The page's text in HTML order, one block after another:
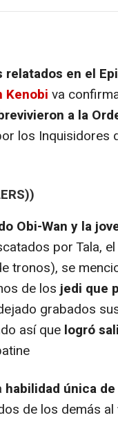
relatados en el
Kenobi va
a la
los Inquisidores
Obi-Wan y la
por Tala, el
tronos), se
de losjedi que
grabados
así que logró
habilidad única
de los demás al